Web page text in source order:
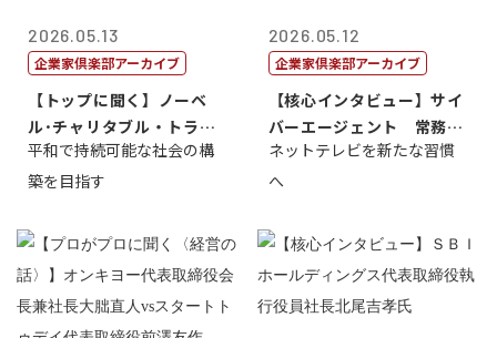
2026.05.13
企業家倶楽部アーカイブ
【トップに聞く】ノーベ
ル･チャリタブル・トラス
ト財団会長 マ...
平和で持続可能な社会の構
築を目指す
2026.05.12
企業家倶楽部アーカイブ
【核心インタビュー】サイ
バーエージェント 常務取
締役 小池政...
ネットテレビを新たな習慣
へ